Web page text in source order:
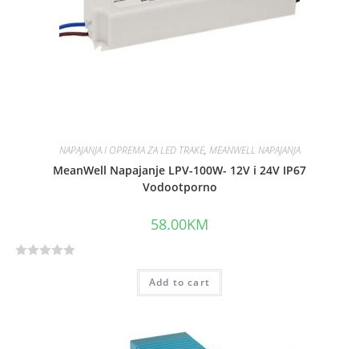
NAPAJANJA I OPREMA ZA LED TRAKE, MEANWELL NAPAJANJA
MeanWell Napajanje LPV-100W- 12V i 24V IP67
Vodootporno
58.00KM
Add to cart